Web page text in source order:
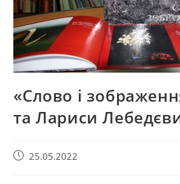
«Слово і
та Лариси
25.05.2022